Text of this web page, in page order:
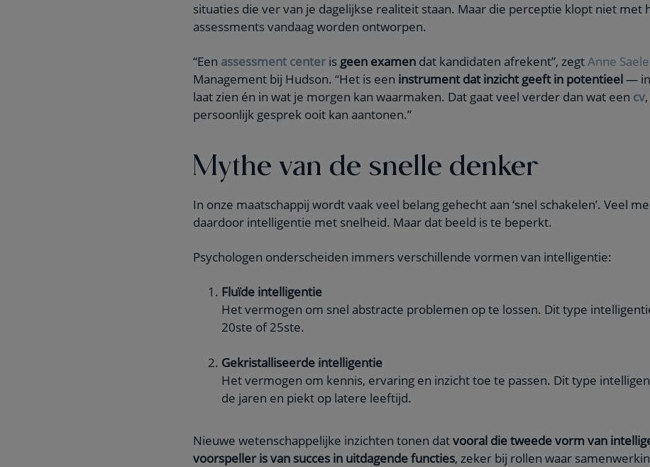
situaties die ver van je dagelijkse realiteit staan. Maar die perceptie klopt niet met
assessments vandaag worden ontworpen.
“Een assessment center is geen examen dat kandidaten afrekent”, zegtAnne
Management bij Hudson. “Het is een instrument dat inzicht geeft in potentieel— in
laat zien én in wat je morgen kan waarmaken. Dat gaat veel verder dan wat een cv,
persoonlijk gesprek ooit kan aantonen.”
Mythe van de snelle denker
In onze maatschappij wordt vaak veel belang gehecht aan ‘snel schakelen’. Veel
daardoor intelligentie met snelheid. Maar dat beeld is te beperkt.
Psychologen onderscheiden immers verschillende vormen van intelligentie:
Fluïde intelligentie
Het vermogen om snel abstracte problemen op te lossen. Dit type
20ste of 25ste.
Gekristalliseerde intelligentie
Het vermogen om kennis, ervaring en inzicht toe te passen. Dit type
de jaren en piekt op latere leeftijd.
Nieuwe wetenschappelijke inzichten tonen datvooral die tweede vorm van
voorspeller is van succes in uitdagende functies, zeker bij rollen waar